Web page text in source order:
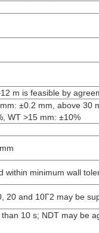
m is feasible by
±0.2 mm, above 30
WT >15 mm: ±10%
within minimum wall
20 and 10Г2 may be
10 s; NDT may be